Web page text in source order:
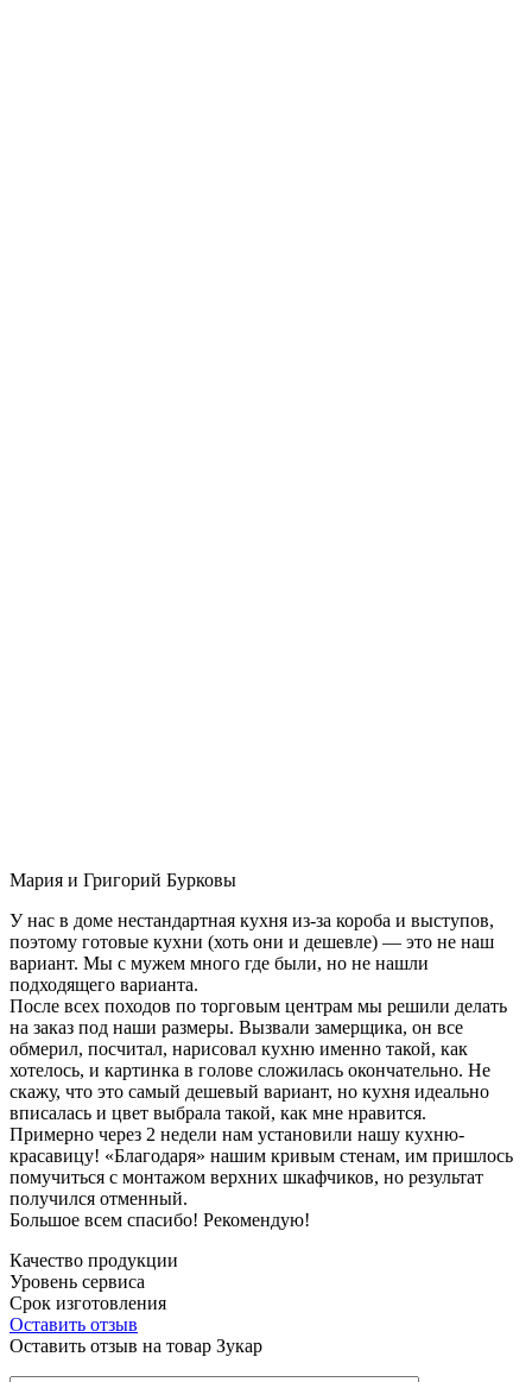
Мария и Григорий Бурковы
У нас в доме нестандартная кухня из-за короба и выступов,
поэтому готовые кухни (хоть они и дешевле) — это не наш
вариант. Мы с мужем много где были, но не нашли
подходящего варианта.
После всех походов по торговым центрам мы решили делать
на заказ под наши размеры. Вызвали замерщика, он все
обмерил, посчитал, нарисовал кухню именно такой, как
хотелось, и картинка в голове сложилась окончательно. Не
скажу, что это самый дешевый вариант, но кухня идеально
вписалась и цвет выбрала такой, как мне нравится.
Примерно через 2 недели нам установили нашу кухню-
красавицу! «Благодаря» нашим кривым стенам, им пришлось
помучиться с монтажом верхних шкафчиков, но результат
получился отменный.
Большое всем спасибо! Рекомендую!
Качество продукции
Уровень сервиса
Срок изготовления
Оставить отзыв
Оставить отзыв на товар Зукар